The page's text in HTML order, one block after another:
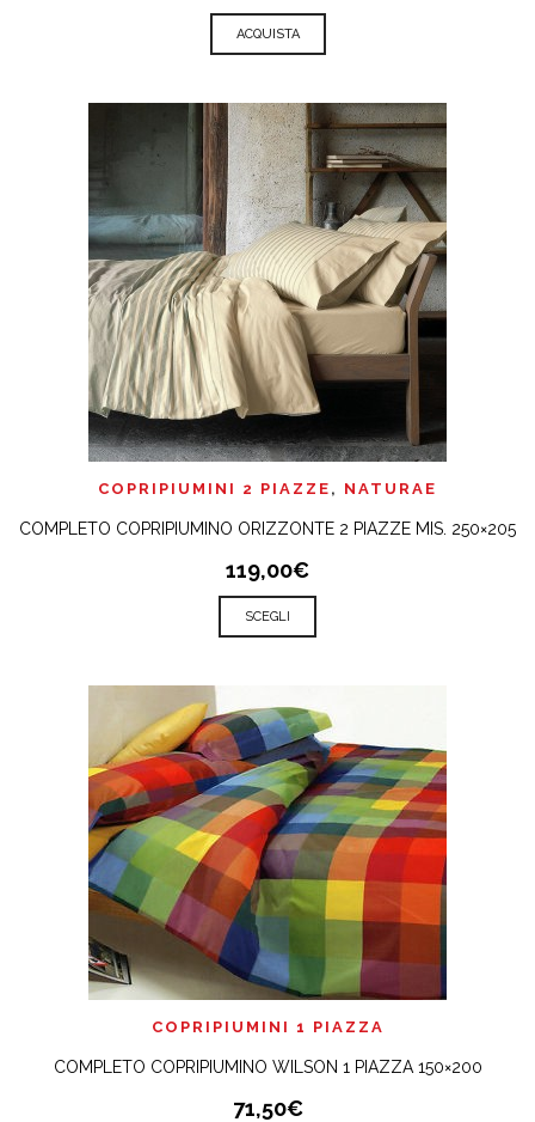
ACQUISTA
COPRIPIUMINI 2 PIAZZE , NATURAE
COMPLETO COPRIPIUMINO ORIZZONTE 2 PIAZZE MIS. 250×205
119,00€
SCEGLI
COPRIPIUMINI 1 PIAZZA
COMPLETO COPRIPIUMINO WILSON 1 PIAZZA 150×200
71,50€